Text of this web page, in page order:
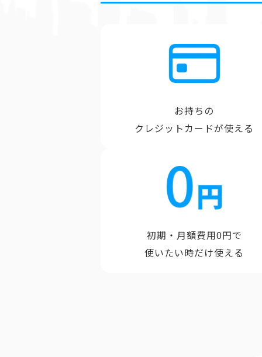
お持ちの
クレジットカードが使える
初期・月額費用0円で
使いたい時だけ使える